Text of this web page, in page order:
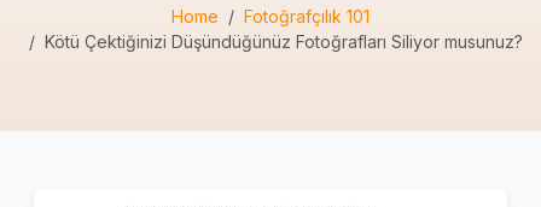
Home
Fotoğrafçılık 101
Kötü Çektiğinizi Düşündüğünüz Fotoğrafları Siliyor musunuz?